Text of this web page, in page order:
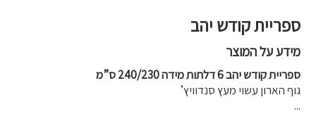
ספריית קודש יהב
מידע על המוצר
ספריית קודש יהב 6 דלתות מידה 240/230 ס”מ
גוף הארון עשוי מעץ סנדוויץ’
...